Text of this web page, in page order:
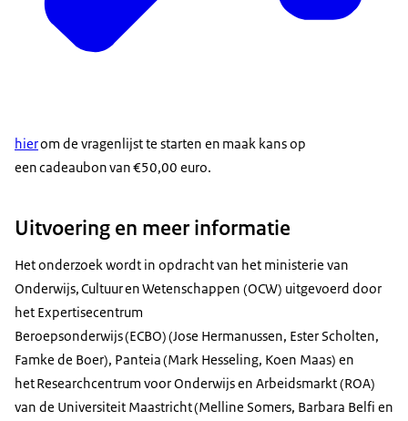
hierom de vragenlijst te starten en maak kans op
een cadeaubon van €50,00 euro.
Uitvoering en meer informatie
Het onderzoek wordt in opdracht van het ministerie van
Onderwijs, Cultuur en Wetenschappen (OCW) uitgevoerd door
het Expertisecentrum
Beroepsonderwijs (ECBO) (Jose Hermanussen, Ester Scholten,
Famke de Boer), Panteia (Mark Hesseling, Koen Maas) en
het Researchcentrum voor Onderwijs en Arbeidsmarkt (ROA)
van de Universiteit Maastricht (Melline Somers, Barbara Belfi en